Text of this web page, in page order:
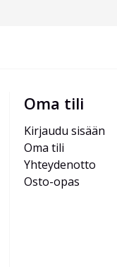
Oma tili
Kirjaudu sisään
Oma tili
Yhteydenotto
Osto-opas